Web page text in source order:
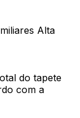
Alta
do tapete
com a